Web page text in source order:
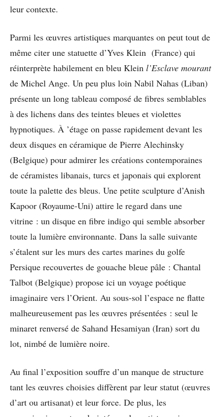
leur contexte.
Parmi les œuvres artistiques marquantes on peut tout de
même citer une statuette d’Yves Klein (France) qui
réinterprète habilement en bleu Klein l’Esclave mourant
de Michel Ange. Un peu plus loin Nabil Nahas (Liban)
présente un long tableau composé de fibres semblables
à des lichens dans des teintes bleues et violettes
hypnotiques. À ’étage on passe rapidement devant les
deux disques en céramique de Pierre Alechinsky
(Belgique) pour admirer les créations contemporaines
de céramistes libanais, turcs et japonais qui explorent
toute la palette des bleus. Une petite sculpture d’Anish
Kapoor (Royaume-Uni) attire le regard dans une
vitrine : un disque en fibre indigo qui semble absorber
toute la lumière environnante. Dans la salle suivante
s’étalent sur les murs des cartes marines du golfe
Persique recouvertes de gouache bleue pâle : Chantal
Talbot (Belgique) propose ici un voyage poétique
imaginaire vers l’Orient. Au sous-sol l’espace ne flatte
malheureusement pas les œuvres présentées : seul le
minaret renversé de Sahand Hesamiyan (Iran) sort du
lot, nimbé de lumière noire.
Au final l’exposition souffre d’un manque de structure
tant les œuvres choisies diffèrent par leur statut (œuvres
d’art ou artisanat) et leur force. De plus, les